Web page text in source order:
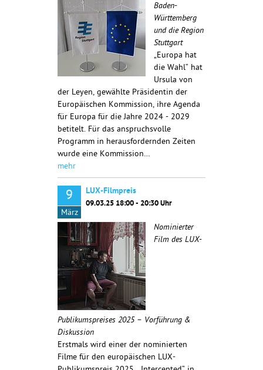
Baden-
Württemberg
und die Region
Stuttgart
„Europa hat
die Wahl“ hat
Ursula von
der Leyen, gewählte Präsidentin der
Europäischen Kommission, ihre Agenda
für Europa für die Jahre 2024 - 2029
betitelt. Für das anspruchsvolle
Programm in herausfordernden Zeiten
wurde eine Kommission…
mehr
9
März
LUX-Filmpreis
09.03.25 18:00 - 20:30 Uhr
Nominierter
Film des LUX-
Publikumspreises 2025 – Vorführung &
Diskussion
Erstmals wird einer der nominierten
Filme für den europäischen LUX-